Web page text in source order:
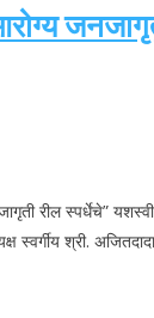
रील
स्वर्गीय श्री.